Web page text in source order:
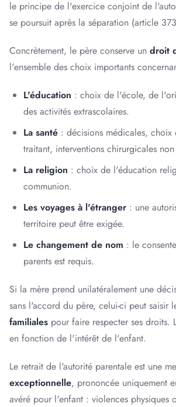
le principe de l'exercice conjoint de
se poursuit après la séparation (article
Concrètement, le père conserve un droit
l'ensemble des choix importants
L'éducation : choix de l'école, de
des activités extrascolaires.
La santé : décisions médicales, choix
traitant, interventions chirurgicales
La religion : choix de l'éducation
communion.
Les voyages à l'étranger : une
territoire peut être exigée.
Le changement de nom : le
parents est requis.
Si la mère prend unilatéralement une
sans l'accord du père, celui-ci peut saisir
familiales pour faire respecter ses droits.
en fonction de l'intérêt de l'enfant.
Le retrait de l'autorité parentale est une
exceptionnelle, prononcée uniquement
avéré pour l'enfant : violences physiques